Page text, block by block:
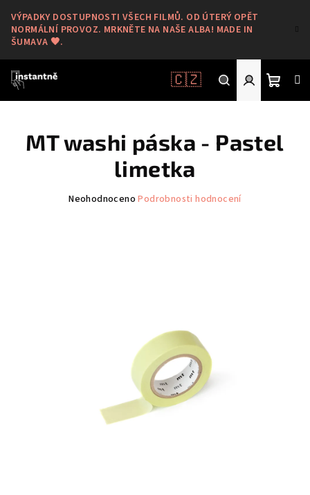
obsah
VÝPADKY DOSTUPNOSTI VŠECH FILMŮ. OD ÚTERÝ OPĚT
NORMÁLNÍ PROVOZ. MRKNĚTE NA NAŠE ALBA! MADE IN
ŠUMAVA 🖤.
🇨🇿
Hledat Přihlášení
košík
MT washi páska - Pastel
limetka
Průměrné
Neohodnoceno Podrobnosti hodnocení